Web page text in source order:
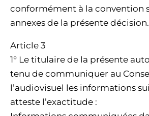
conformément à la convention
annexes de la présente décision.
Article 3
1° Le titulaire de la présente
tenu de communiquer au
l’audiovisuel les informations
atteste l’exactitude :